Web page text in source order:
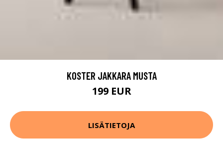
KOSTER JAKKARA MUSTA
199 EUR
LISÄTIETOJA